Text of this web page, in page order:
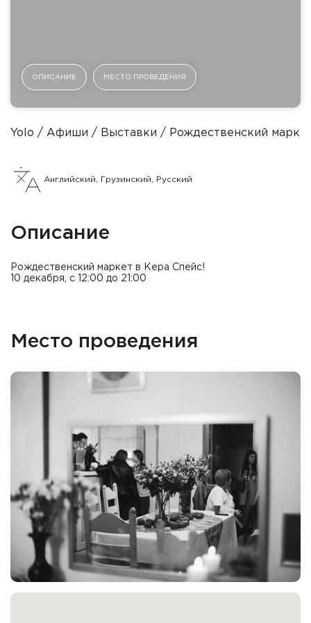
ОПИСАНИЕ МЕСТО ПРОВЕДЕНИЯ
Yolo Афиши Выставки Рождественский
Английский, Грузинский, Русский
Описание
Рождественский маркет в Кера Спейс!
10 декабря, с 12:00 до 21:00
Место проведения